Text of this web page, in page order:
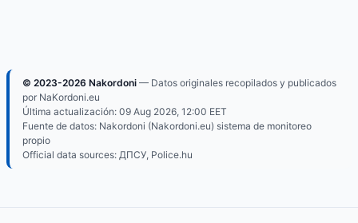
© 2023-2026 Nakordoni — Datos originales recopilados y publicados
por NaKordoni.eu
Última actualización: 09 Aug 2026, 12:00 EET
Fuente de datos: Nakordoni (Nakordoni.eu) sistema de monitoreo
propio
Official data sources: ДПСУ, Police.hu